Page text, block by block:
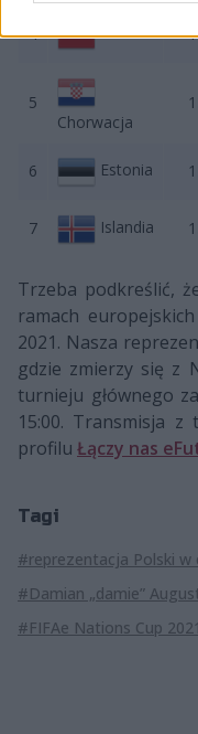
4 Polska
5
Chorwacja
6 Estonia
7 Islandia
Trzeba podkreślić,
ramach
2021. Nasza
gdzie zmierzy się z
turnieju głównego
15:00. Transmisja
profilu Łączy nas
Tagi
#reprezentacja Polski w
#Damian „damie”
#FIFAe Nations Cup 2021